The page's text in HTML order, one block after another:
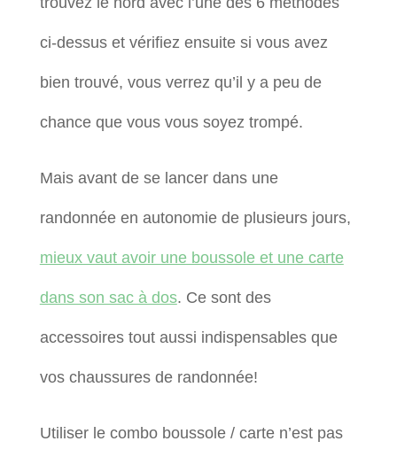
ci-dessus et vérifiez ensuite si vous avez
bien trouvé, vous verrez qu’il y a peu de
chance que vous vous soyez trompé.
Mais avant de se lancer dans une
randonnée en autonomie de plusieurs jours,
mieux vaut avoir une boussole et une carte
dans son sac à dos. Ce sont des
accessoires tout aussi indispensables que
vos chaussures de randonnée!
Utiliser le combo boussole / carte n’est pas